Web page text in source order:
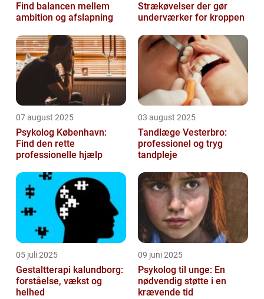
Find balancen mellem
ambition og afslapning
Strækøvelser der gør
underværker for kroppen
07 august 2025
Psykolog København:
Find den rette
professionelle hjælp
03 august 2025
Tandlæge Vesterbro:
professionel og tryg
tandpleje
05 juli 2025
Gestaltterapi kalundborg:
forståelse, vækst og
helhed
09 juni 2025
Psykolog til unge: En
nødvendig støtte i en
krævende tid